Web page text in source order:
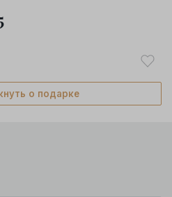
о подарке